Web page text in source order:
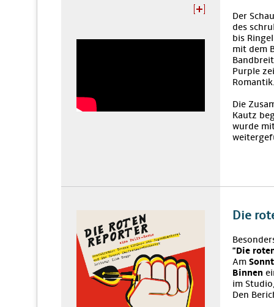
Der
des
bis
mit dem
Purple
Die
Kautz
wurde
Die
"Die
Am
Binnen
im
Den